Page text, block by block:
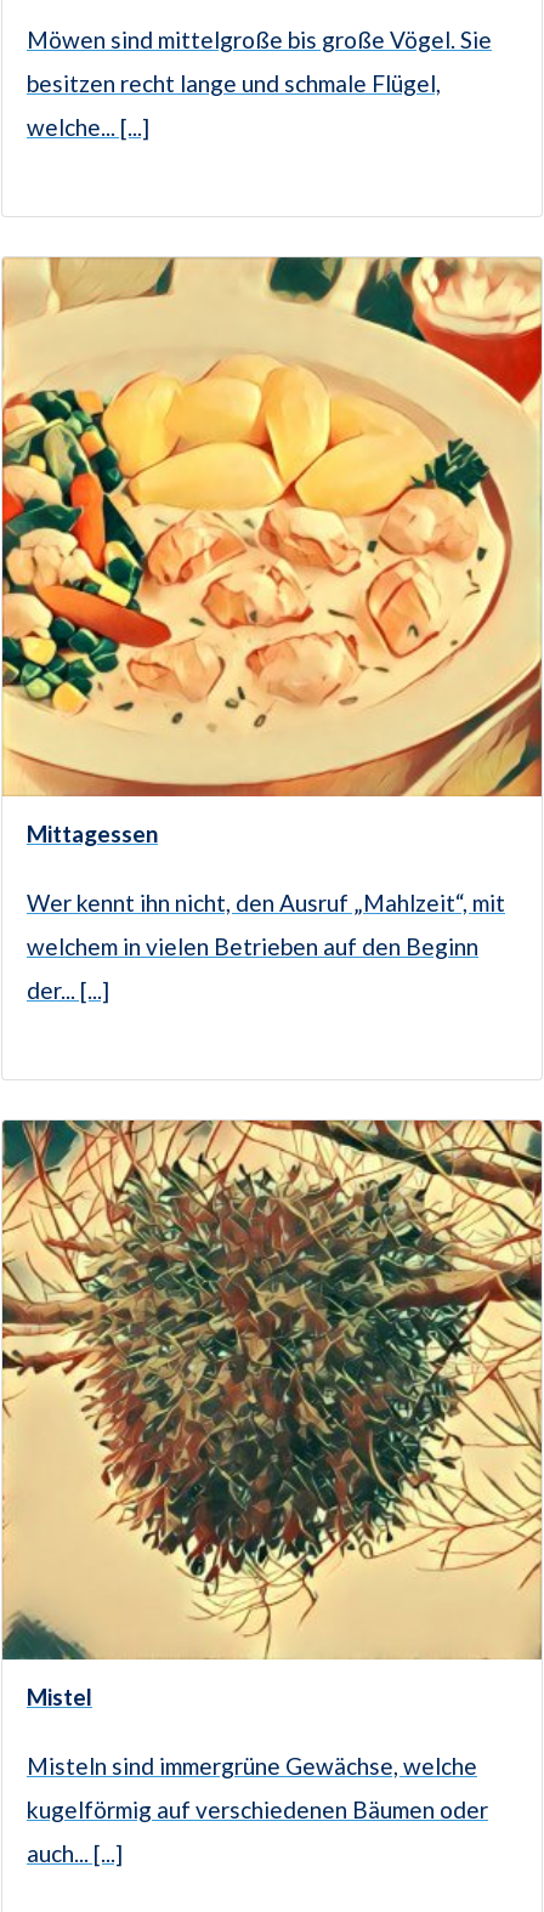
Möwen sind mittelgroße bis große Vögel. Sie
besitzen recht lange und schmale Flügel,
welche... [...]
Mittagessen
Wer kennt ihn nicht, den Ausruf „Mahlzeit“, mit
welchem in vielen Betrieben auf den Beginn
der... [...]
Mistel
Misteln sind immergrüne Gewächse, welche
kugelförmig auf verschiedenen Bäumen oder
auch... [...]